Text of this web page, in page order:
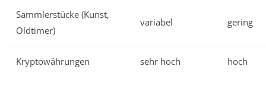
Sammlerstücke (Kunst,
Oldtimer)
variabel gering
Kryptowährungen sehr hoch hoch